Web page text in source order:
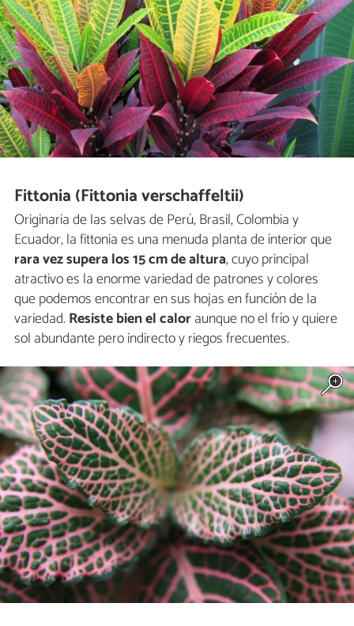
Fittonia (Fittonia verschaffeltii)
Originaria de las selvas de Perú, Brasil, Colombia y
Ecuador, la fittonia es una menuda planta de interior que
rara vez supera los 15 cm de altura, cuyo principal
atractivo es la enorme variedad de patrones y colores
que podemos encontrar en sus hojas en función de la
variedad. Resiste bien el caloraunque no el frío y quiere
sol abundante pero indirecto y riegos frecuentes.